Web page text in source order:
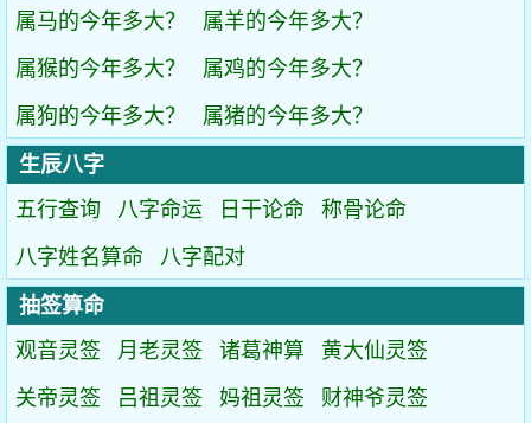
属马的今年多大？
属羊的今年多大？
属猴的今年多大？
属鸡的今年多大？
属狗的今年多大？
属猪的今年多大？
生辰八字
五行查询
八字命运 日干论命
称骨论命
八字姓名算命
八字配对
抽签算命
观音灵签
月老灵签 诸葛神算
黄大仙灵签
关帝灵签
吕祖灵签 妈祖灵签
财神爷灵签